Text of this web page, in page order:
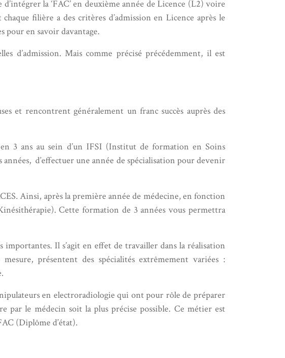
la ‘FAC’ en deuxième année de Licence (L2) voire
filière a des critères d’admission en Licence après le
pour en savoir davantage.
d’admission. Mais comme précisé précédemment, il est
et rencontrent généralement un franc succès auprès des
3 ans au sein d’un IFSI (Institut de formation en Soins
d’effectuer une année de spécialisation pour devenir
Ainsi, après la première année de médecine, en fonction
Cette formation de 3 années vous permettra
Il s’agit en effet de travailler dans la réalisation
présentent des spécialités extrêmement variées :
en electroradiologie qui ont pour rôle de préparer
par le médecin soit la plus précise possible. Ce métier est
(Diplôme d’état).